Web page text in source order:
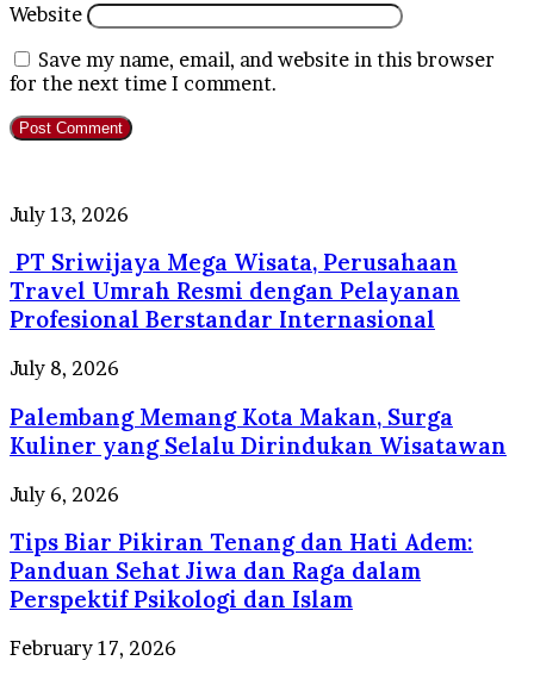
Website
Save my name, email, and website in this browser
for the next time I comment.
PT
Mega
Wisata,
Perusahaan
Travel
Umrah
Resmi
dengan
Pelayanan
Profesional
Internasional
July 13, 2026
PT Sriwijaya Mega Wisata, Perusahaan
Travel Umrah Resmi dengan Pelayanan
Profesional Berstandar Internasional
Palembang
Kota
Makan,
Surga
Kuliner
yang
Selalu
Dirindukan
Wisatawan
July 8, 2026
Palembang Memang Kota Makan, Surga
Kuliner yang Selalu Dirindukan Wisatawan
Tips
Pikiran
Tenang
dan
Hati
Adem:
Panduan
July 6, 2026
Tips Biar Pikiran Tenang dan Hati Adem:
Panduan Sehat Jiwa dan Raga dalam
Perspektif Psikologi dan Islam
Mega
February 17, 2026